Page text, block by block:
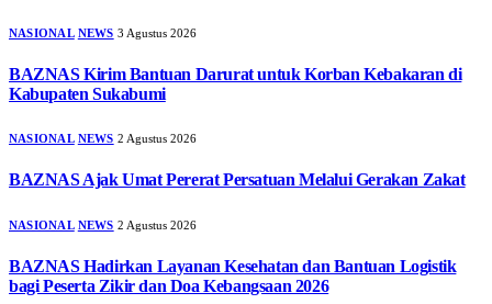
NASIONAL NEWS 3 Agustus 2026
BAZNAS Kirim Bantuan Darurat untuk Korban Kebakaran di
Kabupaten Sukabumi
NASIONAL NEWS 2 Agustus 2026
BAZNAS Ajak Umat Pererat Persatuan Melalui Gerakan Zakat
NASIONAL NEWS 2 Agustus 2026
BAZNAS Hadirkan Layanan Kesehatan dan Bantuan Logistik
bagi Peserta Zikir dan Doa Kebangsaan 2026